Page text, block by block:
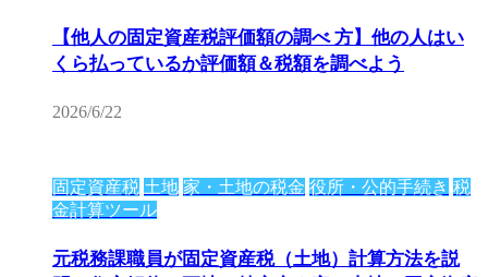
【他人の固定資産税評価額の調べ 方】他の人はい
くら払っているか評価額＆税額を調べよう
2026/6/22
固定資産税 土地 家・土地の税金 役所・公的手続き 税
金計算ツール
元税務課職員が固定資産税（土地）計算方法を説